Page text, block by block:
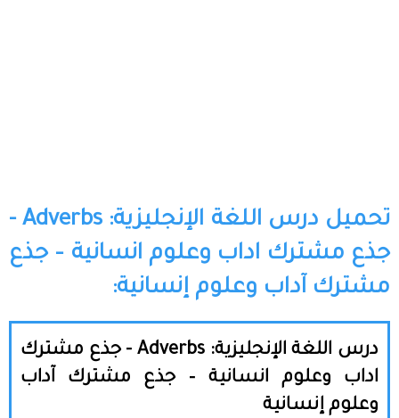
تحميل درس اللغة الإنجليزية: Adverbs -
جذع مشترك اداب وعلوم انسانية – جذع
مشترك آداب وعلوم إنسانية:
درس اللغة الإنجليزية: Adverbs - جذع مشترك
اداب وعلوم انسانية – جذع مشترك آداب
وعلوم إنسانية